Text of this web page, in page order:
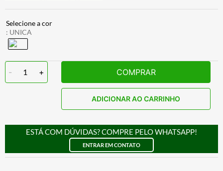
: UNICA
- 1 + COMPRAR
ADICIONAR AO CARRINHO
ESTÁ COM DÚVIDAS? COMPRE PELO WHATSAPP!
ENTRAR EM CONTATO